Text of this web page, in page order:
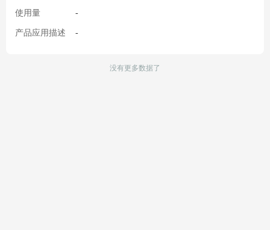
使用量 -
产品应用描述 -
没有更多数据了